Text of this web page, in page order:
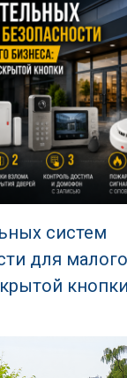
систем
для
кнопки